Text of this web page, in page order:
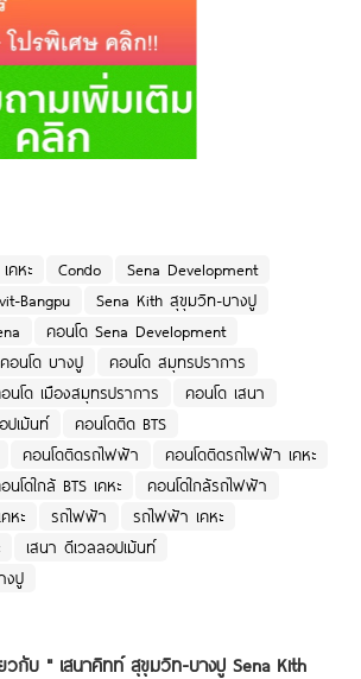
คหะ Condo
Sena Development
Bangpu
Sena Kith สุขุมวิท-บางปู
คอนโด Sena Development
คอนโด บางปู
คอนโด สมุทรปราการ
นโด เมืองสมุทรปราการ
คอนโด เสนา
ปเม้นท์
คอนโดติด BTS
คอนโดติดรถไฟฟ้า
คอนโดติดรถไฟฟ้า เคหะ
นโดใกล้ BTS เคหะ
คอนโดใกล้รถไฟฟ้า
หะ
รถไฟฟ้า
รถไฟฟ้า เคหะ
เสนา ดีเวลลอปเม้นท์
งปู
วกับ " เสนาคิทท์ สุขุมวิท-บางปู Sena Kith